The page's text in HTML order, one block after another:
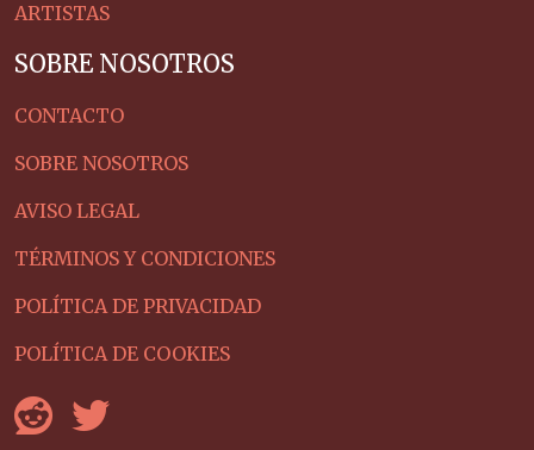
ARTISTAS
SOBRE NOSOTROS
CONTACTO
SOBRE NOSOTROS
AVISO LEGAL
TÉRMINOS Y CONDICIONES
POLÍTICA DE PRIVACIDAD
POLÍTICA DE COOKIES